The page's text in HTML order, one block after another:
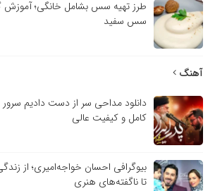
طرز تهیه سس بشامل خانگی؛ آموزش
سس سفید
آهنگ
دانلود مداحی سر از دست دادیم
کامل و کیفیت عالی
بیوگرافی احسان خواجه‌امیری؛ از
تا ناگفته‌های هنری